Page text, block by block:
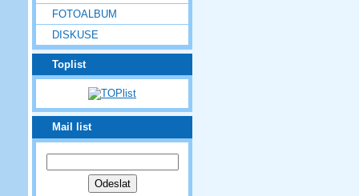
FOTOALBUM
DISKUSE
Toplist
Mail list